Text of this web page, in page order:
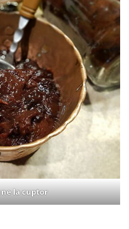
la cuptor